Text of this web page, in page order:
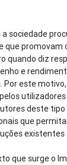
a sociedade
que
quando diz
e
Por este
deste
que
que surge o